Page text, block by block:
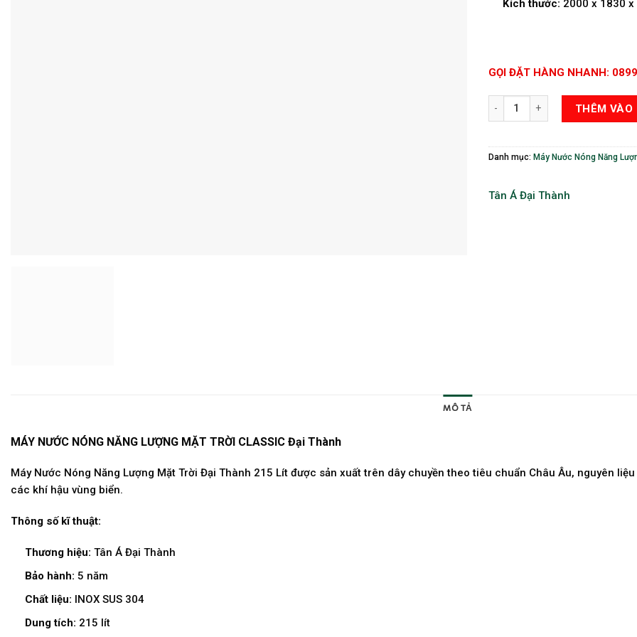
Kích thước: 2000 x 1830
GỌI ĐẶT HÀNG NHANH:
Máy Nước Nóng Năng Lượng
THÊM VÀO
Danh mục: Máy Nước Nóng Năng
Tân Á Đại Thành
MÔ TẢ
MÁY NƯỚC NÓNG NĂNG LƯỢNG MẶT TRỜI CLASSIC Đại Thành
Máy Nước Nóng Năng Lượng Mặt Trời Đại Thành 215 Lít được sản xuất trên dây chuyền theo tiêu chuẩn Châu Âu, nguyên
các khí hậu vùng biển.
Thông số kĩ thuật:
Thương hiệu: Tân Á Đại Thành
Bảo hành: 5 năm
Chất liệu: INOX SUS 304
Dung tích: 215 lít